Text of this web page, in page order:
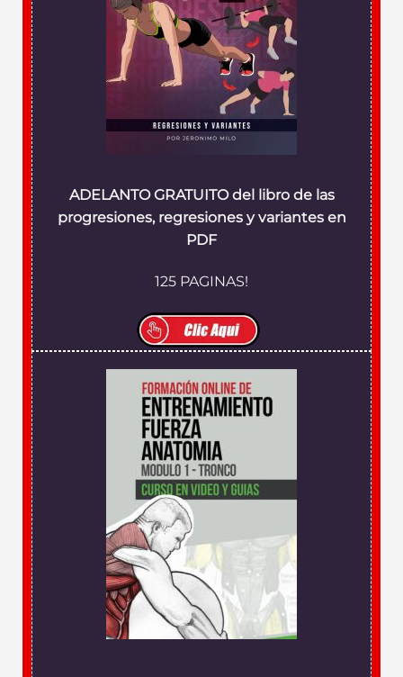
ADELANTO GRATUITO del libro de las
progresiones, regresiones y variantes en
PDF
125 PAGINAS!